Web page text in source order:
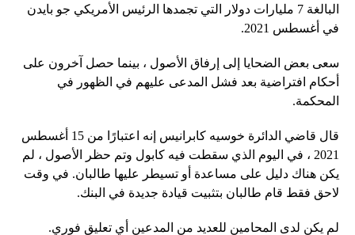
البالغة 7 مليارات دولار التي تجمدها الرئيس الأمريكي جو بايدن
في أغسطس 2021.
سعى بعض الضحايا إلى إرفاق الأصول ، بينما حصل آخرون على
أحكام افتراضية بعد فشل المدعى عليهم في الظهور في
المحكمة.
قال قاضي الدائرة خوسيه كابرانيس ​​إنه اعتبارًا من 15 أغسطس
2021 ، في اليوم الذي سقطت فيه كابول وتم حظر الأصول ، لم
يكن هناك دليل على مساعدة أو تسيطر عليها طالبان. في وقت
لاحق فقط قام طالبان بتثبيت قيادة جديدة في البنك.
لم يكن لدى المحامين للعديد من المدعين أي تعليق فوري.